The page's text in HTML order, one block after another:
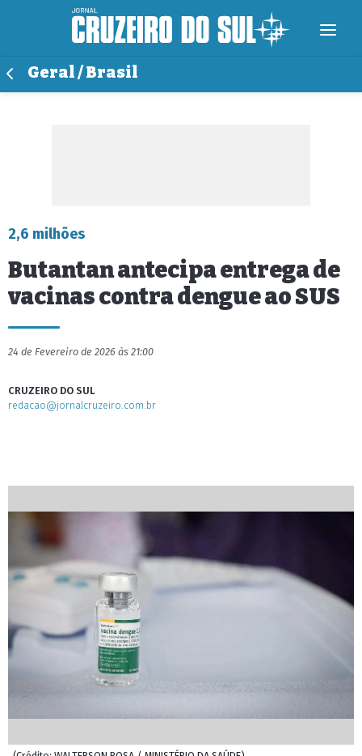
Geral / Brasil
2,6 milhões
Butantan antecipa entrega de
vacinas contra dengue ao SUS
24 de Fevereiro de 2026 às 21:00
CRUZEIRO DO SUL
redacao@jornalcruzeiro.com.br